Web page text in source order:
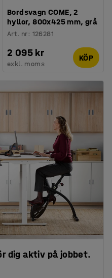
Bordsvagn COME, 2
hyllor, 800x425 mm, grå
Art. nr: 126281
2 095 kr
exkl. moms
KÖP
dig aktiv på jobbet.